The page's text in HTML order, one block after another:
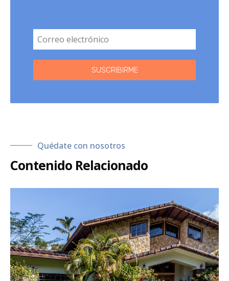
SUSCRIBIRME
Quédate con nosotros
Contenido Relacionado